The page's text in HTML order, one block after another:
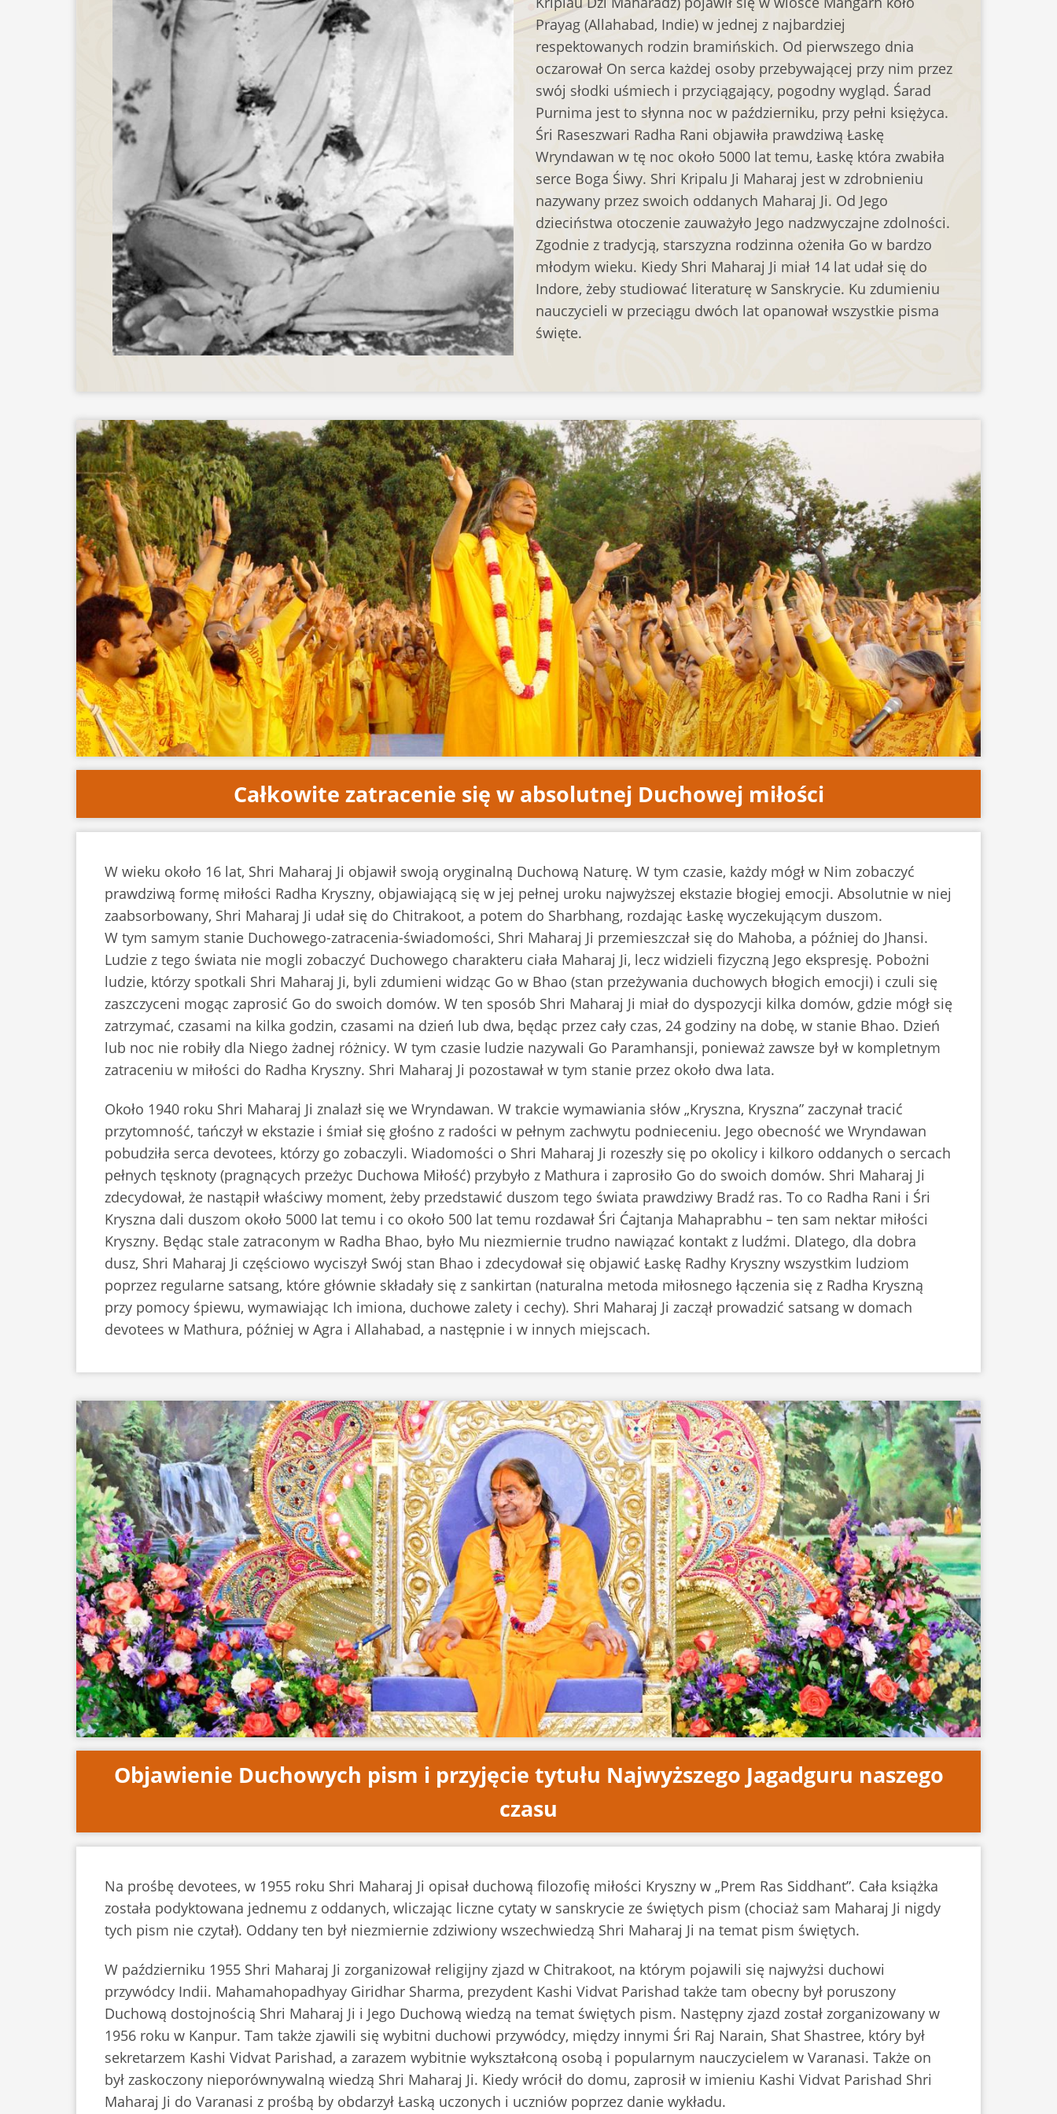
Prayag (Allahabad, Indie) w jednej z najbardziej
respektowanych rodzin bramińskich. Od pierwszego dnia
oczarował On serca każdej osoby przebywającej przy nim przez
swój słodki uśmiech i przyciągający, pogodny wygląd. Śarad
Purnima jest to słynna noc w październiku, przy pełni księżyca.
Śri Raseszwari Radha Rani objawiła prawdziwą Łaskę
Wryndawan w tę noc około 5000 lat temu, Łaskę która zwabiła
serce Boga Śiwy. Shri Kripalu Ji Maharaj jest w zdrobnieniu
nazywany przez swoich oddanych Maharaj Ji. Od Jego
dzieciństwa otoczenie zauważyło Jego nadzwyczajne zdolności.
Zgodnie z tradycją, starszyzna rodzinna ożeniła Go w bardzo
młodym wieku. Kiedy Shri Maharaj Ji miał 14 lat udał się do
Indore, żeby studiować literaturę w Sanskrycie. Ku zdumieniu
nauczycieli w przeciągu dwóch lat opanował wszystkie pisma
święte.
Całkowite zatracenie się w absolutnej Duchowej miłości
W wieku około 16 lat, Shri Maharaj Ji objawił swoją oryginalną Duchową Naturę. W tym czasie, każdy mógł w Nim zobaczyć
prawdziwą formę miłości Radha Kryszny, objawiającą się w jej pełnej uroku najwyższej ekstazie błogiej emocji. Absolutnie w niej
zaabsorbowany, Shri Maharaj Ji udał się do Chitrakoot, a potem do Sharbhang, rozdając Łaskę wyczekującym duszom.
W tym samym stanie Duchowego-zatracenia-świadomości, Shri Maharaj Ji przemieszczał się do Mahoba, a później do Jhansi.
Ludzie z tego świata nie mogli zobaczyć Duchowego charakteru ciała Maharaj Ji, lecz widzieli fizyczną Jego ekspresję. Pobożni
ludzie, którzy spotkali Shri Maharaj Ji, byli zdumieni widząc Go w Bhao (stan przeżywania duchowych błogich emocji) i czuli się
zaszczyceni mogąc zaprosić Go do swoich domów. W ten sposób Shri Maharaj Ji miał do dyspozycji kilka domów, gdzie mógł się
zatrzymać, czasami na kilka godzin, czasami na dzień lub dwa, będąc przez cały czas, 24 godziny na dobę, w stanie Bhao. Dzień
lub noc nie robiły dla Niego żadnej różnicy. W tym czasie ludzie nazywali Go Paramhansji, ponieważ zawsze był w kompletnym
zatraceniu w miłości do Radha Kryszny. Shri Maharaj Ji pozostawał w tym stanie przez około dwa lata.
Około 1940 roku Shri Maharaj Ji znalazł się we Wryndawan. W trakcie wymawiania słów „Kryszna, Kryszna” zaczynał tracić
przytomność, tańczył w ekstazie i śmiał się głośno z radości w pełnym zachwytu podnieceniu. Jego obecność we Wryndawan
pobudziła serca devotees, którzy go zobaczyli. Wiadomości o Shri Maharaj Ji rozeszły się po okolicy i kilkoro oddanych o sercach
pełnych tęsknoty (pragnących przeżyc Duchowa Miłość) przybyło z Mathura i zaprosiło Go do swoich domów. Shri Maharaj Ji
zdecydował, że nastąpił właściwy moment, żeby przedstawić duszom tego świata prawdziwy Bradź ras. To co Radha Rani i Śri
Kryszna dali duszom około 5000 lat temu i co około 500 lat temu rozdawał Śri Ćajtanja Mahaprabhu – ten sam nektar miłości
Kryszny. Będąc stale zatraconym w Radha Bhao, było Mu niezmiernie trudno nawiązać kontakt z ludźmi. Dlatego, dla dobra
dusz, Shri Maharaj Ji częściowo wyciszył Swój stan Bhao i zdecydował się objawić Łaskę Radhy Kryszny wszystkim ludziom
poprzez regularne satsang, które głównie składały się z sankirtan (naturalna metoda miłosnego łączenia się z Radha Kryszną
przy pomocy śpiewu, wymawiając Ich imiona, duchowe zalety i cechy). Shri Maharaj Ji zaczął prowadzić satsang w domach
devotees w Mathura, później w Agra i Allahabad, a następnie i w innych miejscach.
Objawienie Duchowych pism i przyjęcie tytułu Najwyższego Jagadguru naszego
czasu
Na prośbę devotees, w 1955 roku Shri Maharaj Ji opisał duchową filozofię miłości Kryszny w „Prem Ras Siddhant”. Cała książka
została podyktowana jednemu z oddanych, wliczając liczne cytaty w sanskrycie ze świętych pism (chociaż sam Maharaj Ji nigdy
tych pism nie czytał). Oddany ten był niezmiernie zdziwiony wszechwiedzą Shri Maharaj Ji na temat pism świętych.
W październiku 1955 Shri Maharaj Ji zorganizował religijny zjazd w Chitrakoot, na którym pojawili się najwyżsi duchowi
przywódcy Indii. Mahamahopadhyay Giridhar Sharma, prezydent Kashi Vidvat Parishad także tam obecny był poruszony
Duchową dostojnością Shri Maharaj Ji i Jego Duchową wiedzą na temat świętych pism. Następny zjazd został zorganizowany w
1956 roku w Kanpur. Tam także zjawili się wybitni duchowi przywódcy, między innymi Śri Raj Narain, Shat Shastree, który był
sekretarzem Kashi Vidvat Parishad, a zarazem wybitnie wykształconą osobą i popularnym nauczycielem w Varanasi. Także on
był zaskoczony nieporównywalną wiedzą Shri Maharaj Ji. Kiedy wrócił do domu, zaprosił w imieniu Kashi Vidvat Parishad Shri
Maharaj Ji do Varanasi z prośbą by obdarzył Łaską uczonych i uczniów poprzez danie wykładu.